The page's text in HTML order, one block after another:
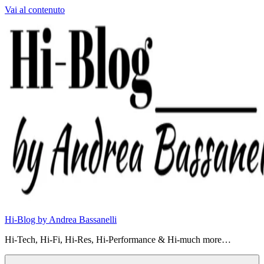
Vai al contenuto
Hi-Blog by Andrea Bassanelli
Hi-Tech, Hi-Fi, Hi-Res, Hi-Performance & Hi-much more…